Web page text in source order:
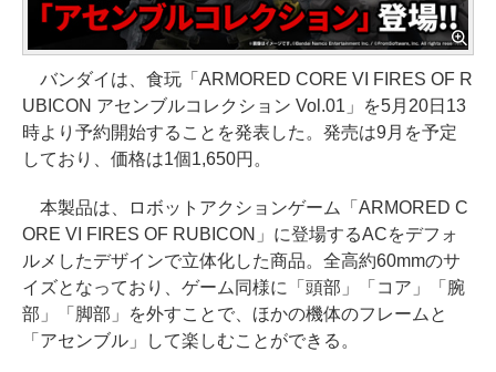
バンダイは、食玩「ARMORED CORE VI FIRES OF R
UBICON アセンブルコレクション Vol.01」を5月20日13
時より予約開始することを発表した。発売は9月を予定
しており、価格は1個1,650円。
本製品は、ロボットアクションゲーム「ARMORED C
ORE VI FIRES OF RUBICON」に登場するACをデフォ
ルメしたデザインで立体化した商品。全高約60mmのサ
イズとなっており、ゲーム同様に「頭部」「コア」「腕
部」「脚部」を外すことで、ほかの機体のフレームと
「アセンブル」して楽しむことができる。